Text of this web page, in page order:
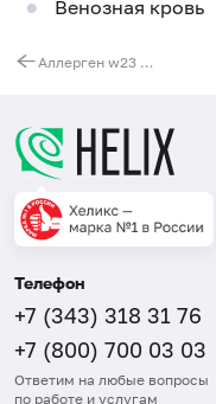
Венозная кровь
Аллерген w23 - конский щавель, IgE (ImmunoCAP)
Телефон
+7 (343) 318 31 76
+7 (800) 700 03 03
Ответим на любые вопросы
по работе и услугам